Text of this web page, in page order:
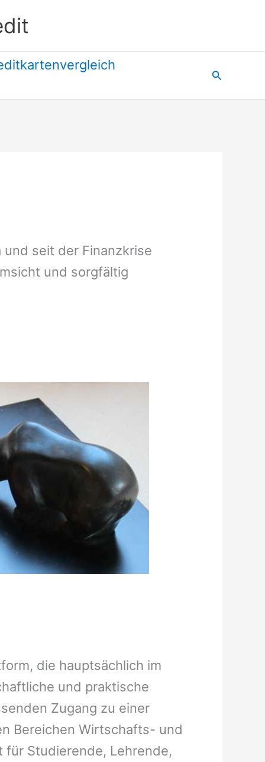
Suchen
und seit der Finanzkrise
und sorgfältig
die hauptsächlich im
und praktische
Zugang zu einer
Bereichen Wirtschafts- und
Studierende, Lehrende,